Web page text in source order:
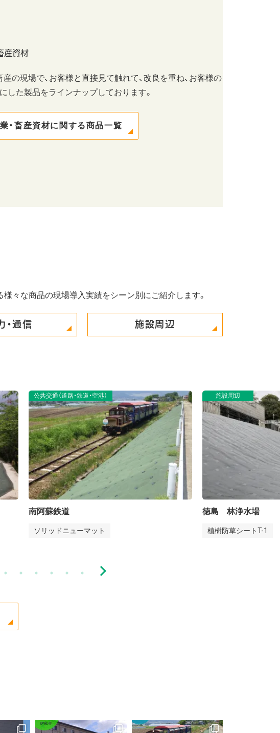
産資材
産の現場で、お客様と直接見て触れて、改良を重ね、お客様の
した製品をラインナップしております。
・畜産資材に関する商品一覧
々な商品の現場導入実績をシーン別にご紹介します。
・通信 施設周辺
施設周辺
徳島 林浄水場
植樹防草シートT-1
公共交通（道路・鉄道・空港
さいたま市 遊歩道
植樹ニューマットHタ